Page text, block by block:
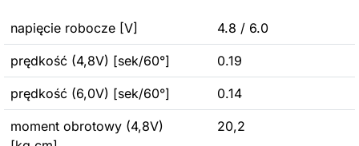
napięcie robocze [V] 4.8 / 6.0
prędkość (4,8V) [sek/60°] 0.19
prędkość (6,0V) [sek/60°] 0.14
moment obrotowy (4,8V)
20,2